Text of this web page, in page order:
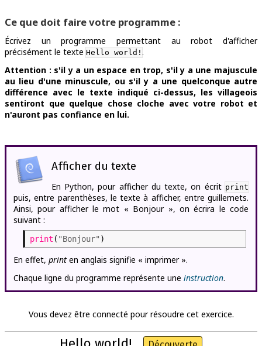
Ce que doit faire votre programme :
Écrivez un programme permettant au robot d'afficher
précisément le texte Hello world! .
Attention : s'il y a un espace en trop, s'il y a une majuscule
au lieu d'une minuscule, ou s'il y a une quelconque autre
différence avec le texte indiqué ci-dessus, les villageois
sentiront que quelque chose cloche avec votre robot et
n'auront pas confiance en lui.
Afficher du texte
En Python, pour afficher du texte, on écrit print
puis, entre parenthèses, le texte à afficher, entre guillemets.
Ainsi, pour afficher le mot « Bonjour », on écrira le code
suivant :
print ( "Bonjour" )
En effet, print en anglais signifie « imprimer ».
Chaque ligne du programme représente une instruction.
Vous devez être connecté pour résoudre cet exercice.